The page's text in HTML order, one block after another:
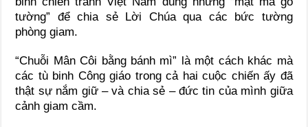
tường” để chia sẻ Lời Chúa qua các bức tường
phòng giam.
“Chuỗi Mân Côi bằng bánh mì” là một cách khác mà
các tù binh Công giáo trong cả hai cuộc chiến ấy đã
thật sự nắm giữ – và chia sẻ – đức tin của mình giữa
cảnh giam cầm.